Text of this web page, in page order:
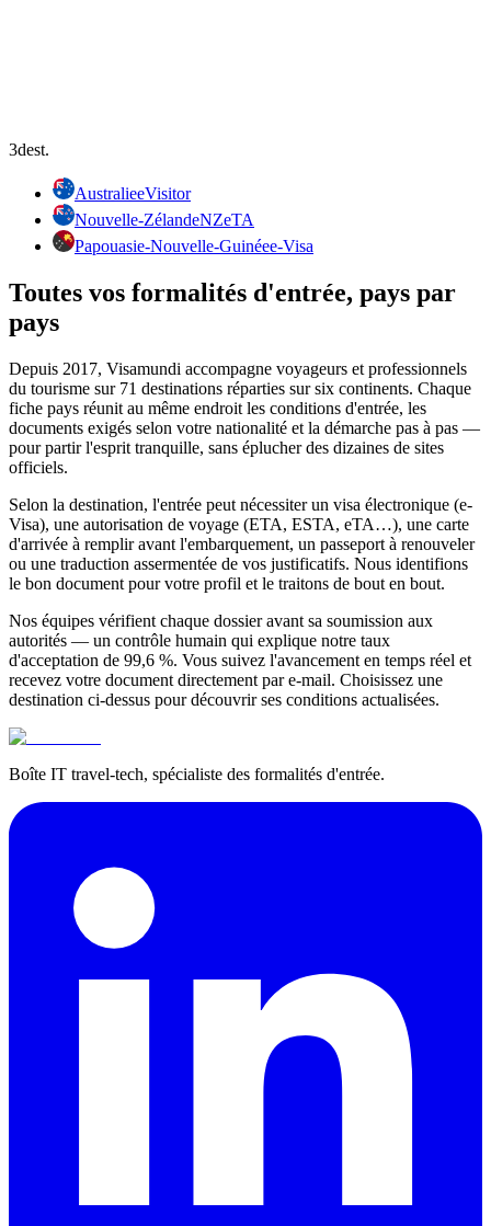
3dest.
AustralieeVisitor
Nouvelle-ZélandeNZeTA
Papouasie-Nouvelle-Guinéee-Visa
Toutes vos formalités d'entrée, pays par
pays
Depuis 2017, Visamundi accompagne voyageurs et professionnels
du tourisme sur 71 destinations réparties sur six continents. Chaque
fiche pays réunit au même endroit les conditions d'entrée, les
documents exigés selon votre nationalité et la démarche pas à pas —
pour partir l'esprit tranquille, sans éplucher des dizaines de sites
officiels.
Selon la destination, l'entrée peut nécessiter un visa électronique (e-
Visa), une autorisation de voyage (ETA, ESTA, eTA…), une carte
d'arrivée à remplir avant l'embarquement, un passeport à renouveler
ou une traduction assermentée de vos justificatifs. Nous identifions
le bon document pour votre profil et le traitons de bout en bout.
Nos équipes vérifient chaque dossier avant sa soumission aux
autorités — un contrôle humain qui explique notre taux
d'acceptation de 99,6 %. Vous suivez l'avancement en temps réel et
recevez votre document directement par e-mail. Choisissez une
destination ci-dessus pour découvrir ses conditions actualisées.
Boîte IT travel-tech, spécialiste des formalités d'entrée.